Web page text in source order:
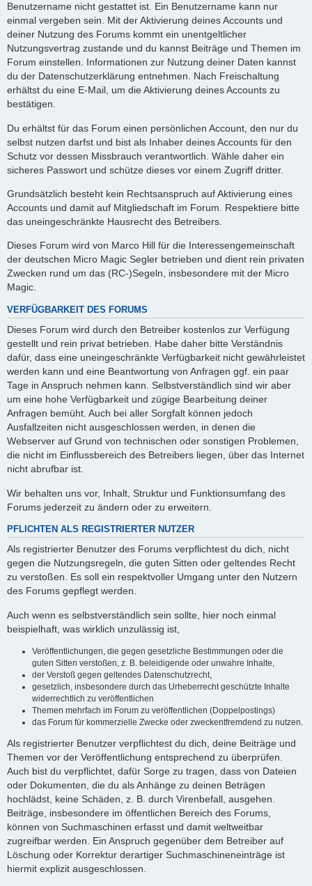
Benutzername nicht gestattet ist. Ein Benutzername kann nur
einmal vergeben sein. Mit der Aktivierung deines Accounts und
deiner Nutzung des Forums kommt ein unentgeltlicher
Nutzungsvertrag zustande und du kannst Beiträge und Themen im
Forum einstellen. Informationen zur Nutzung deiner Daten kannst
du der Datenschutzerklärung entnehmen. Nach Freischaltung
erhältst du eine E-Mail, um die Aktivierung deines Accounts zu
bestätigen.
Du erhältst für das Forum einen persönlichen Account, den nur du
selbst nutzen darfst und bist als Inhaber deines Accounts für den
Schutz vor dessen Missbrauch verantwortlich. Wähle daher ein
sicheres Passwort und schütze dieses vor einem Zugriff dritter.
Grundsätzlich besteht kein Rechtsanspruch auf Aktivierung eines
Accounts und damit auf Mitgliedschaft im Forum. Respektiere bitte
das uneingeschränkte Hausrecht des Betreibers.
Dieses Forum wird von Marco Hill für die Interessengemeinschaft
der deutschen Micro Magic Segler betrieben und dient rein privaten
Zwecken rund um das (RC-)Segeln, insbesondere mit der Micro
Magic.
VERFÜGBARKEIT DES FORUMS
Dieses Forum wird durch den Betreiber kostenlos zur Verfügung
gestellt und rein privat betrieben. Habe daher bitte Verständnis
dafür, dass eine uneingeschränkte Verfügbarkeit nicht gewährleistet
werden kann und eine Beantwortung von Anfragen ggf. ein paar
Tage in Anspruch nehmen kann. Selbstverständlich sind wir aber
um eine hohe Verfügbarkeit und zügige Bearbeitung deiner
Anfragen bemüht. Auch bei aller Sorgfalt können jedoch
Ausfallzeiten nicht ausgeschlossen werden, in denen die
Webserver auf Grund von technischen oder sonstigen Problemen,
die nicht im Einflussbereich des Betreibers liegen, über das Internet
nicht abrufbar ist.
Wir behalten uns vor, Inhalt, Struktur und Funktionsumfang des
Forums jederzeit zu ändern oder zu erweitern.
PFLICHTEN ALS REGISTRIERTER NUTZER
Als registrierter Benutzer des Forums verpflichtest du dich, nicht
gegen die Nutzungsregeln, die guten Sitten oder geltendes Recht
zu verstoßen. Es soll ein respektvoller Umgang unter den Nutzern
des Forums gepflegt werden.
Auch wenn es selbstverständlich sein sollte, hier noch einmal
beispielhaft, was wirklich unzulässig ist,
Veröffentlichungen, die gegen gesetzliche Bestimmungen oder die
guten Sitten verstoßen, z. B. beleidigende oder unwahre Inhalte,
der Verstoß gegen geltendes Datenschutzrecht,
gesetzlich, insbesondere durch das Urheberrecht geschützte Inhalte
widerrechtlich zu veröffentlichen
Themen mehrfach im Forum zu veröffentlichen (Doppelpostings)
das Forum für kommerzielle Zwecke oder zweckentfremdend zu nutzen.
Als registrierter Benutzer verpflichtest du dich, deine Beiträge und
Themen vor der Veröffentlichung entsprechend zu überprüfen.
Auch bist du verpflichtet, dafür Sorge zu tragen, dass von Dateien
oder Dokumenten, die du als Anhänge zu deinen Beträgen
hochlädst, keine Schäden, z. B. durch Virenbefall, ausgehen.
Beiträge, insbesondere im öffentlichen Bereich des Forums,
können von Suchmaschinen erfasst und damit weltweitbar
zugreifbar werden. Ein Anspruch gegenüber dem Betreiber auf
Löschung oder Korrektur derartiger Suchmaschineneinträge ist
hiermit explizit ausgeschlossen.